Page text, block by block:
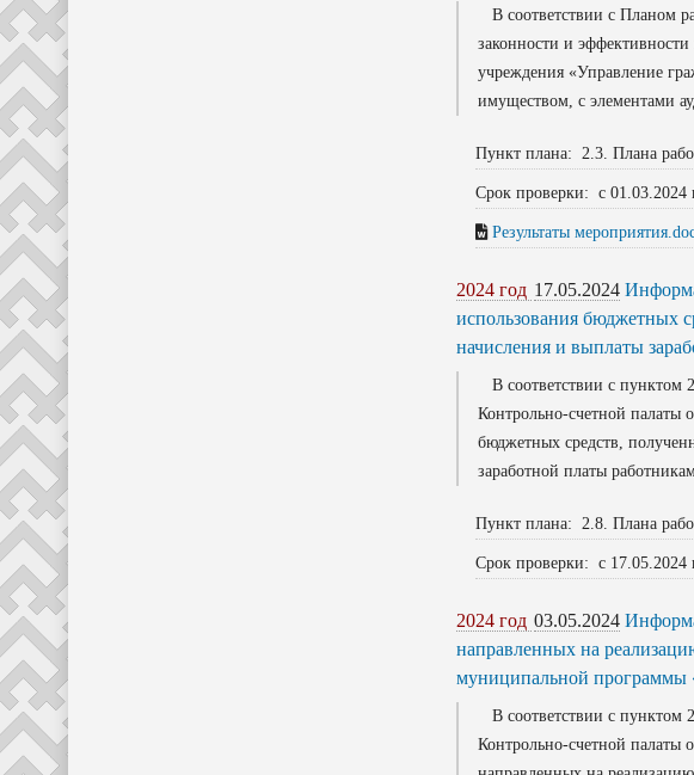
В соответствии с Планом
законности и
учреждения «Управление
имуществом, с элементами
Пункт плана: 2.3. Плана
Срок проверки: с 01.03.2024
Результаты
2024 год 17.05.2024
использования бюджетных
начисления и выплаты
В соответствии с пунктом
Контрольно-счетной палаты
бюджетных средств,
заработной платы
Пункт плана: 2.8. Плана
Срок проверки: с 17.05.2024
2024 год 03.05.2024
направленных на
муниципальной программы
В соответствии с пунктом
Контрольно-счетной палаты